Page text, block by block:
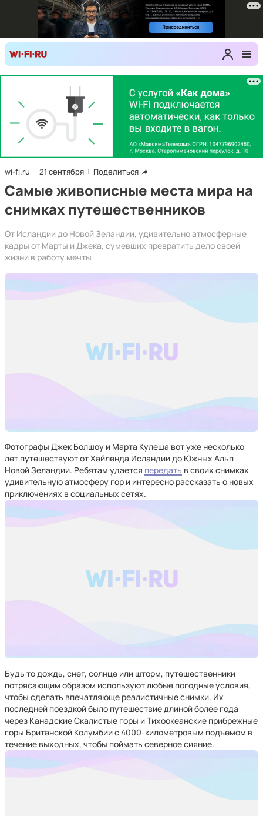
wi-fi.ru 21 сентября Поделиться
Самые живописные места мира на
снимках путешественников
От Исландии до Новой Зеландии, удивительно атмосферные
кадры от Марты и Джека, сумевших превратить дело своей
жизни в работу мечты
Фотографы Джек Болшоу и Марта Кулеша вот уже несколько
лет путешествуют от Хайленда Исландии до Южных Альп
Новой Зеландии. Ребятам удается передать в своих снимках
удивительную атмосферу гор и интересно рассказать о новых
приключениях в социальных сетях.
Будь то дождь, снег, солнце или шторм, путешественники
потрясающим образом используют любые погодные условия,
чтобы сделать впечатляюще реалистичные снимки. Их
последней поездкой было путешествие длиной более года
через Канадские Скалистые горы и Тихоокеанские прибрежные
горы Британской Колумбии с 4000-километровым подъемом в
течение выходных, чтобы поймать северное сияние.